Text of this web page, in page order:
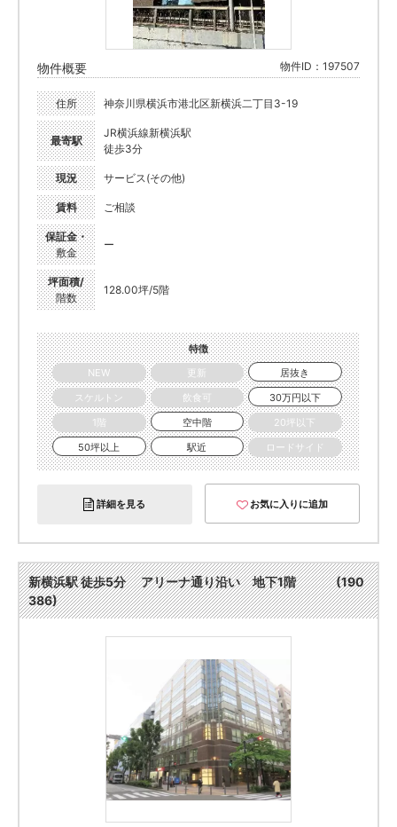
物件概要 物件ID：197507
住所 神奈川県横浜市港北区新横浜二丁目3-19
最寄駅
JR横浜線新横浜駅
徒歩3分
現況 サービス(その他)
賃料 ご相談
保証金・
敷金
ー
坪面積/
階数
128.00坪/5階
特徴
NEW
更新
居抜き
スケルトン
飲食可
30万円以下
1階
空中階
20坪以下
50坪以上
駅近 ロードサイド
詳細を見る お気に入りに追加
新横浜駅 徒歩5分 アリーナ通り沿い 地下1階 (190
386)